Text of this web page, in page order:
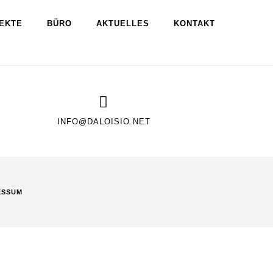
BÜRO AKTUELLES KONTAKT
Foyer verbunden werden kann
INFO@DALOISIO.NET